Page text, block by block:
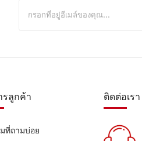
รลูกค้า
ที่ถามบ่อย
ติดต่อเรา